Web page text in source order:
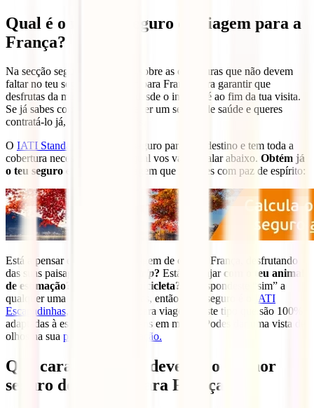
Qual é o melhor seguro de viagem para a
França?
Na secção seguinte falaremos sobre as coberturas que não devem
faltar no teu seguro de viagem para França para garantir que
desfrutas da melhor proteção desde o início até ao fim da tua visita.
Se já sabes como é importante ter um seguro de saúde e queres
contratá-lo já, não esperes mais.
O IATI Standard
é o melhor seguro para este destino e tem toda a
cobertura necessária sobre a qual vos vamos falar abaixo. Obtém já
o teu seguro e desfruta da viagem que mereces com paz de espírito:
Está a pensar em fazer uma viagem de carro a França, desfrutando
das suas paisagens numa
roadtrip? Estás a viajarcom o teu animal
de estimação?
bicicleta?
Se respondeste “sim” a
qualquer uma destas 3 perguntas, então o teu seguro é o
IATI
Escapadinhas, com cobertura para viagens deste tipo que são 100%
adaptadas à escapadinha que tens em mente. Podes dar uma vista de
olhos na sua página de contratação.
Que características deve ter o melhor
seguro de viagem para França